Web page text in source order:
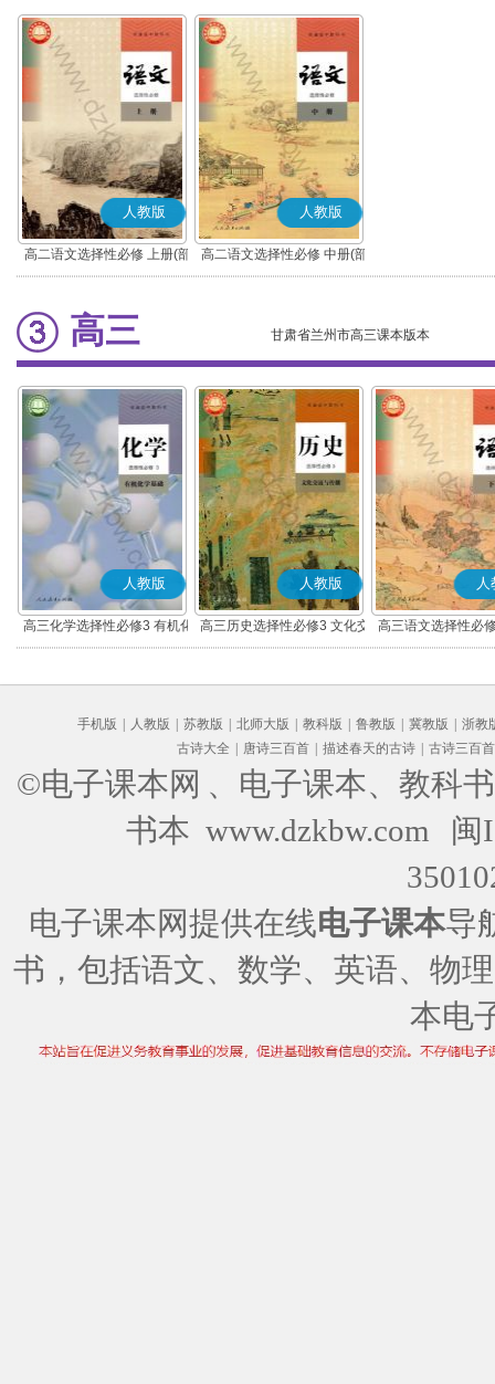
人教版
高二语文选择性必修 上册(部
编版)
人教版
高二语文选择性必修 中册(部
编版)
高三 甘肃省兰州市高三课本版本
人教版
高三化学选择性必修3 有机化
学基础
人教版
高三历史选择性必修3 文化交
流与传播(部编版)
人
高三语文选择性必
编版)
手机版 人教版 苏教版 北师大版 教科版 鲁教版 冀教版
浙教
古诗大全
唐诗三百首 描述春天的古诗 古诗三百首
©电子课本网 、电子课本、教科
书本 www.dzkbw.com
闽
电子课本网提供在线电子课本导
书，包括语文、数学、英语、物
本电